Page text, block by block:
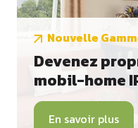
Nouvelle
Devenez
mobil-home
En savoir plus